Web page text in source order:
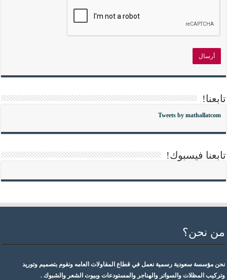
تابعنا!
Tweets by mathallatcom
تابعنا فيسبوك!
من نحن؟
نحن مؤسسة سعودية رسمية نعمل في قطاع المقاولات العامه ونقوم بتصميم وتوريد
وتركيب المظلات والسواتر والهناجر والمستودعات وبيوت الشعر والشبوك .